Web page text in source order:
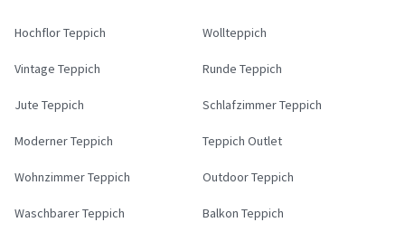
Hochflor Teppich Wollteppich
Vintage Teppich Runde Teppich
Jute Teppich Schlafzimmer Teppich
Moderner Teppich Teppich Outlet
Wohnzimmer Teppich Outdoor Teppich
Waschbarer Teppich Balkon Teppich